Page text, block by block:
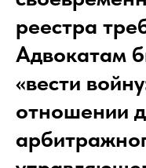
реестра
Адвокатам
«вести
отношении